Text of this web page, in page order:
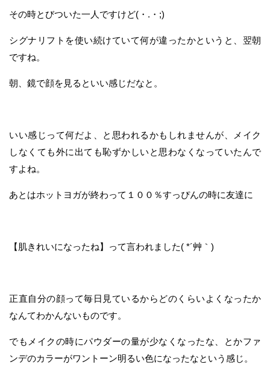
その時とびついた一人ですけど(・.・;)
シグナリフトを使い続けていて何が違ったかというと、翌朝
ですね。
朝、鏡で顔を見るといい感じだなと。
いい感じって何だよ、と思われるかもしれませんが、メイク
しなくても外に出ても恥ずかしいと思わなくなっていたんで
すよね。
あとはホットヨガが終わって１００％すっぴんの時に友達に
【肌きれいになったね】って言われました( *´艸｀)
正直自分の顔って毎日見ているからどのくらいよくなったか
なんてわかんないものです。
でもメイクの時にパウダーの量が少なくなったな、とかファ
ンデのカラーがワントーン明るい色になったなという感じ。